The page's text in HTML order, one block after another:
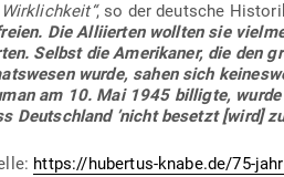
Wirk­lichkeit“, so der deutsche
Die Alli­ierten wollten sie
Selbst die Ame­ri­kaner, die den
wurde, sahen sich
am 10. Mai 1945 bil­ligte,
Deutschland ’nicht besetzt [wird]
https://hubertus-knabe.de/75-